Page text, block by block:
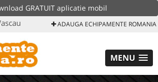
GRATUIT aplicatie mobil
ADAUGA ECHIPAMENTE ROMANIA
MENU